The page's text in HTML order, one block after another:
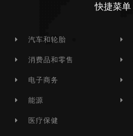
快捷菜单
汽车和轮胎
消费品和零售
电子商务
能源
医疗保健